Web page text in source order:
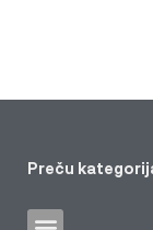
Preču